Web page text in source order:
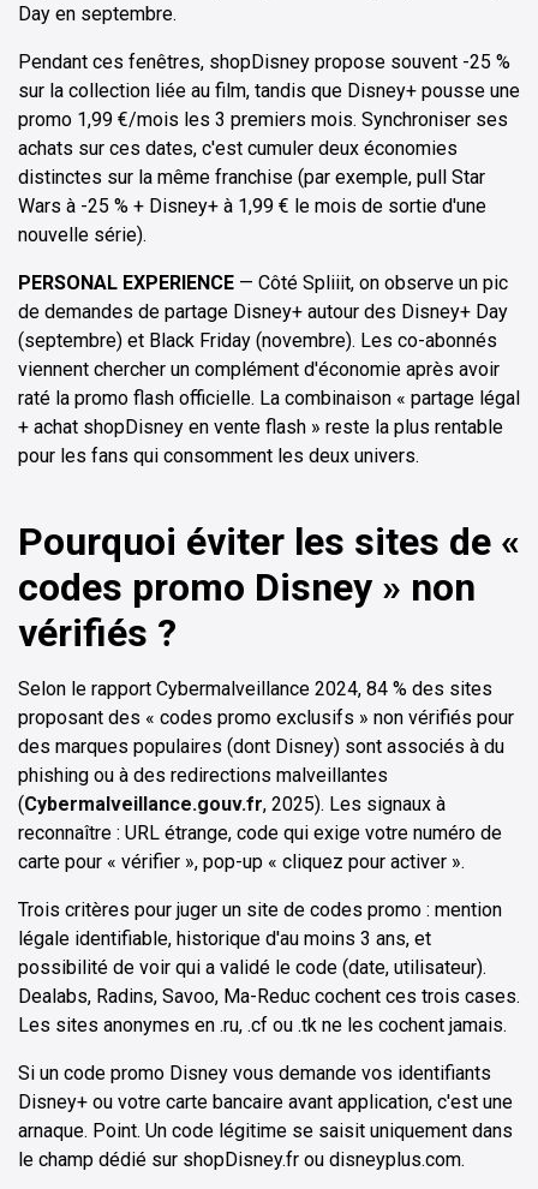
Day en septembre.
Pendant ces fenêtres, shopDisney propose souvent -25 %
sur la collection liée au film, tandis que Disney+ pousse une
promo 1,99 €/mois les 3 premiers mois. Synchroniser ses
achats sur ces dates, c'est cumuler deux économies
distinctes sur la même franchise (par exemple, pull Star
Wars à -25 % + Disney+ à 1,99 € le mois de sortie d'une
nouvelle série).
PERSONAL EXPERIENCE — Côté Spliiit, on observe un pic
de demandes de partage Disney+ autour des Disney+ Day
(septembre) et Black Friday (novembre). Les co-abonnés
viennent chercher un complément d'économie après avoir
raté la promo flash officielle. La combinaison « partage légal
+ achat shopDisney en vente flash » reste la plus rentable
pour les fans qui consomment les deux univers.
Pourquoi éviter les sites de «
codes promo Disney » non
vérifiés ?
Selon le rapport Cybermalveillance 2024, 84 % des sites
proposant des « codes promo exclusifs » non vérifiés pour
des marques populaires (dont Disney) sont associés à du
phishing ou à des redirections malveillantes
(Cybermalveillance.gouv.fr, 2025). Les signaux à
reconnaître : URL étrange, code qui exige votre numéro de
carte pour « vérifier », pop-up « cliquez pour activer ».
Trois critères pour juger un site de codes promo : mention
légale identifiable, historique d'au moins 3 ans, et
possibilité de voir qui a validé le code (date, utilisateur).
Dealabs, Radins, Savoo, Ma-Reduc cochent ces trois cases.
Les sites anonymes en .ru, .cf ou .tk ne les cochent jamais.
Si un code promo Disney vous demande vos identifiants
Disney+ ou votre carte bancaire avant application, c'est une
arnaque. Point. Un code légitime se saisit uniquement dans
le champ dédié sur shopDisney.fr ou disneyplus.com.